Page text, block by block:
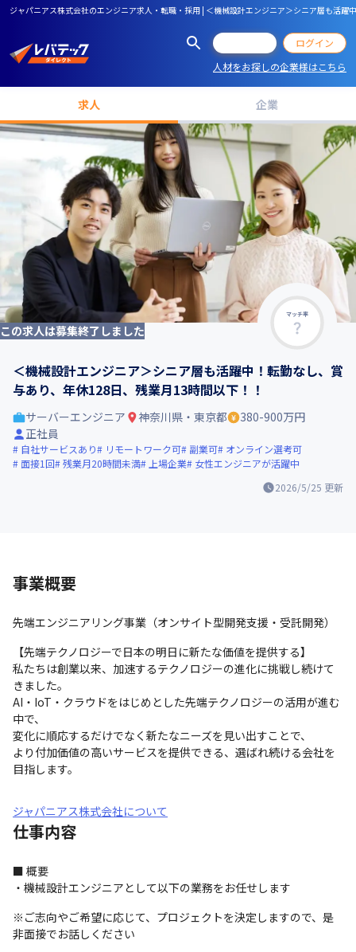
ジャパニアス株式会社のエンジニア求人・転職・採用 | ＜機械設計エンジニア＞シニア層も活
ログイン
人材をお探しの企業様はこちら
求人 企業
マッチ率
この求人は募集終了しました
＜機械設計エンジニア＞シニア層も活躍中！転勤なし、賞
与あり、年休128日、残業月13時間以下！！
2026/5/25 更新
サーバーエンジニア 神奈川県・東京都
380-900万円
正社員
自社サービスあり リモートワーク可 副業可
オンライン選考可
面接1回
残業月20時間未満 上場企業 女性エンジニアが活躍中
事業概要
先端エンジニアリング事業（オンサイト型開発支援・受託開発）
【先端テクノロジーで日本の明日に新たな価値を提供する】
私たちは創業以来、加速するテクノロジーの進化に挑戦し続けて
きました。
AI・IoT・クラウドをはじめとした先端テクノロジーの活用が進む
中で、
変化に順応するだけでなく新たなニーズを見い出すことで、
より付加価値の高いサービスを提供できる、選ばれ続ける会社を
目指します。
ジャパニアス株式会社について
仕事内容
■ 概要
・機械設計エンジニアとして以下の業務をお任せします
※ご志向やご希望に応じて、プロジェクトを決定しますので、是
非面接でお話しください